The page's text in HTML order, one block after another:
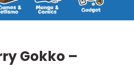
Gokko –